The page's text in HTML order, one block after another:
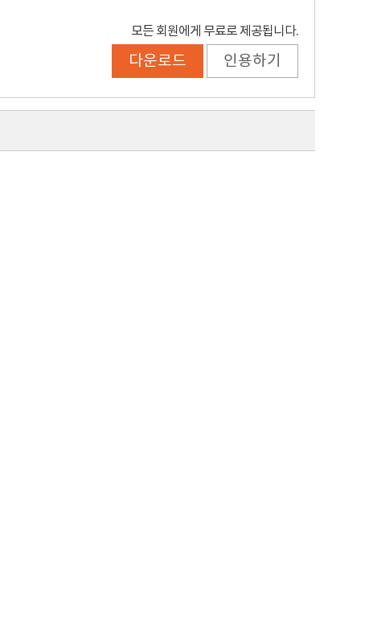
모든 회원에게 무료로 제공됩니다.
다운로드 인용하기